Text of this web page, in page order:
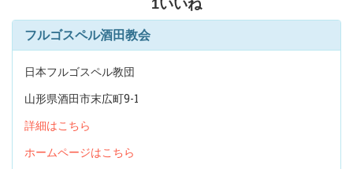
1いいね
フルゴスペル酒田教会
日本フルゴスペル教団
山形県酒田市末広町9-1
詳細はこちら
ホームページはこちら